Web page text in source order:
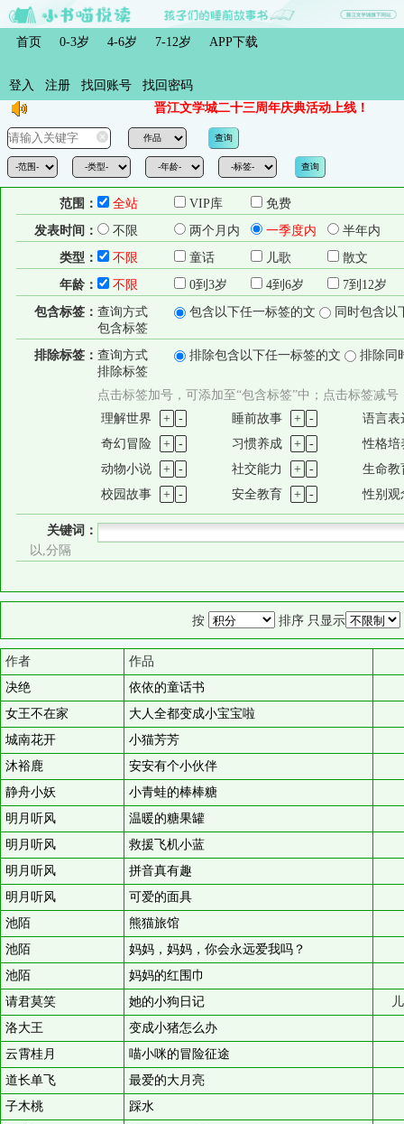
首页 0-3岁 4-6岁 7-12岁 APP下载
登入 注册 找回账号
找回密码
晋江文学城二十三周年庆典活动上线！
范围： 全站 VIP库
免费
发表时间：
不限 两个月内 一季度内
半年内
类型：
不限 童话 儿歌
散文
年龄：
不限 0到3岁 4到6岁
7到12岁
包含标签： 查询方式 包含以下任一标签的文
同时包含以
包含标签
排除标签： 查询方式 排除包含以下任一标签的文
排除同
排除标签
点击标签加号，可添加至“包含标签”中；点击标签减
理解世界
+ - 睡前故事 + -
语言表
奇幻冒险
+ - 习惯养成 + -
性格培
动物小说
+ - 社交能力 + -
生命教
校园故事
+ - 安全教育 + - 性别观
关键词：
以,分隔
按 排序 只显示
作者
作品
决绝
依依的童话书
女王不在家
大人全都变成小宝宝啦
城南花开
小猫芳芳
沐裕鹿
安安有个小伙伴
静舟小妖
小青蛙的棒棒糖
明月听风
温暖的糖果罐
明月听风
救援飞机小蓝
明月听风
拼音真有趣
明月听风
可爱的面具
池陌
熊猫旅馆
池陌
妈妈，妈妈，你会永远爱我吗？
池陌
妈妈的红围巾
请君莫笑
她的小狗日记
洛大王
变成小猪怎么办
云霄桂月
喵小咪的冒险征途
道长单飞
最爱的大月亮
子木桃
踩水